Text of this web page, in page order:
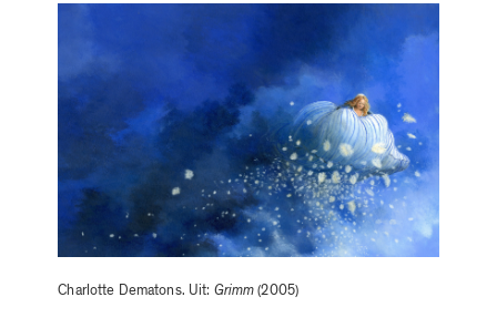
Charlotte Dematons. Uit: Grimm(2005)